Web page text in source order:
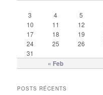
« Feb
3
4 5
10
11 12
17
18 19
24
25 26
31
POSTS RÉCENTS